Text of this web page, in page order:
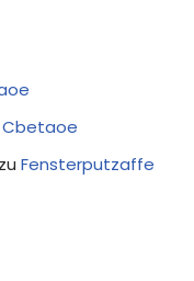
Cbetaoe
zu Fensterputzaffe